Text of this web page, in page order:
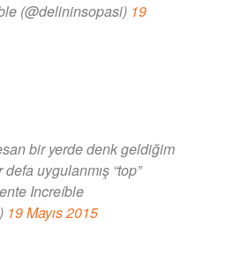
(@delininsopasi) 19
bir yerde denk geldiğim
defa uygulanmış “top”
Increíble
19 Mayıs 2015